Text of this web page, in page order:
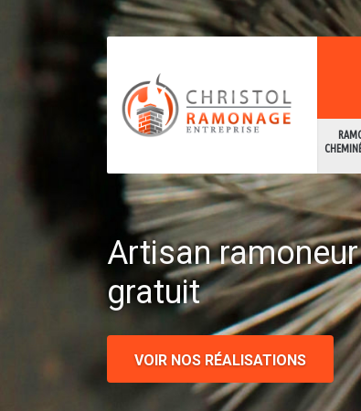
Artisan
gratuit
VOIR NOS RÉALISATIONS